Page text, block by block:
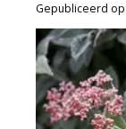
Gepubliceerd op